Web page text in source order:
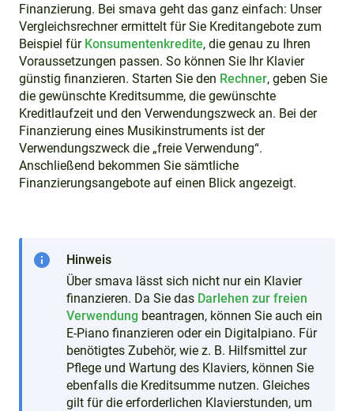
Finanzierung. Bei smava geht das ganz einfach: Unser
Vergleichsrechner ermittelt für Sie Kreditangebote zum
Beispiel für Konsumentenkredite, die genau zu Ihren
Voraussetzungen passen. So können Sie Ihr Klavier
günstig finanzieren. Starten Sie den Rechner, geben Sie
die gewünschte Kreditsumme, die gewünschte
Kreditlaufzeit und den Verwendungszweck an. Bei der
Finanzierung eines Musikinstruments ist der
Verwendungszweck die „freie Verwendung“.
Anschließend bekommen Sie sämtliche
Finanzierungsangebote auf einen Blick angezeigt.
info
Hinweis
Über smava lässt sich nicht nur ein Klavier
finanzieren. Da Sie das Darlehen zur freien
Verwendung beantragen, können Sie auch ein
E-Piano finanzieren oder ein Digitalpiano. Für
benötigtes Zubehör, wie z. B. Hilfsmittel zur
Pflege und Wartung des Klaviers, können Sie
ebenfalls die Kreditsumme nutzen. Gleiches
gilt für die erforderlichen Klavierstunden, um